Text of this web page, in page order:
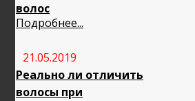
волос
Подробнее...
21.05.2019
Реально ли отличить
волосы при